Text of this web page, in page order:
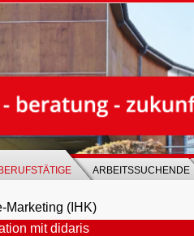
BERUFSTÄTIGE ARBEITSSUCHENDE
Marketing (IHK)
mit didaris